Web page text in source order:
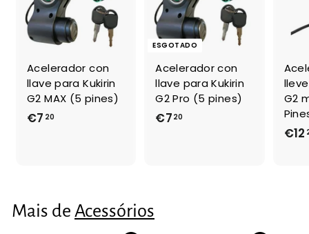
Acelerador con
llave para Kukirin
G2 MAX (5 pines)
€7 20
ESGOTADO
Acelerador con
llave para Kukirin
G2 Pro (5 pines)
€7 20
G2
€12
Mais de Acessórios